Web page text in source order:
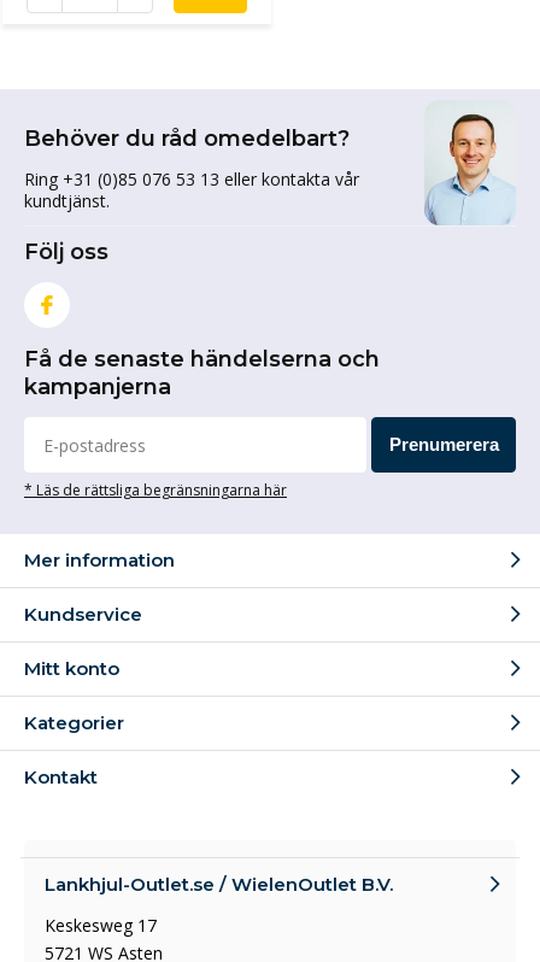
Behöver du råd omedelbart?
Ring +31 (0)85 076 53 13 eller kontakta vår
kundtjänst.
Följ oss
Få de senaste händelserna och
kampanjerna
Prenumerera
* Läs de rättsliga begränsningarna här
Mer information
Kundservice
Mitt konto
Kategorier
Kontakt
Lankhjul-Outlet.se / WielenOutlet B.V.
Keskesweg 17
5721 WS Asten